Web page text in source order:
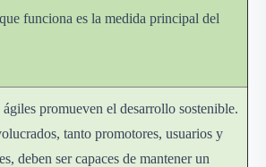
funciona es la medida principal del
promueven el desarrollo sostenible.
tanto promotores, usuarios y
deben ser capaces de mantener un